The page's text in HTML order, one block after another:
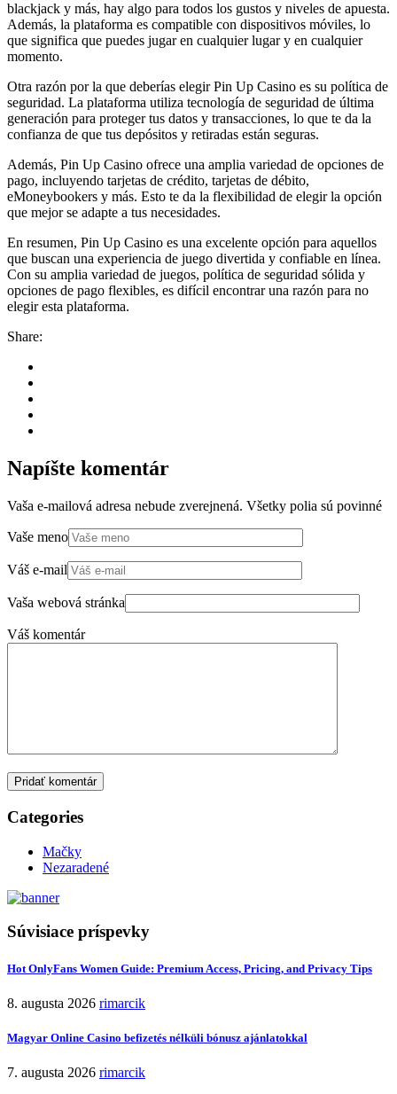
blackjack y más, hay algo para todos los gustos y niveles de apuesta.
Además, la plataforma es compatible con dispositivos móviles, lo
que significa que puedes jugar en cualquier lugar y en cualquier
momento.
Otra razón por la que deberías elegir Pin Up Casino es su política de
seguridad. La plataforma utiliza tecnología de seguridad de última
generación para proteger tus datos y transacciones, lo que te da la
confianza de que tus depósitos y retiradas están seguras.
Además, Pin Up Casino ofrece una amplia variedad de opciones de
pago, incluyendo tarjetas de crédito, tarjetas de débito,
eMoneybookers y más. Esto te da la flexibilidad de elegir la opción
que mejor se adapte a tus necesidades.
En resumen, Pin Up Casino es una excelente opción para aquellos
que buscan una experiencia de juego divertida y confiable en línea.
Con su amplia variedad de juegos, política de seguridad sólida y
opciones de pago flexibles, es difícil encontrar una razón para no
elegir esta plataforma.
Share:
Napíšte komentár
Vaša e-mailová adresa nebude zverejnená. Všetky polia sú povinné
Vaše meno
Váš e-mail
Vaša webová stránka
Váš komentár
Pridať komentár
Categories
Mačky
Nezaradené
Súvisiace príspevky
Hot OnlyFans Women Guide: Premium Access, Pricing, and Privacy Tips
8. augusta 2026 rimarcik
Magyar Online Casino befizetés nélküli bónusz ajánlatokkal
7. augusta 2026 rimarcik